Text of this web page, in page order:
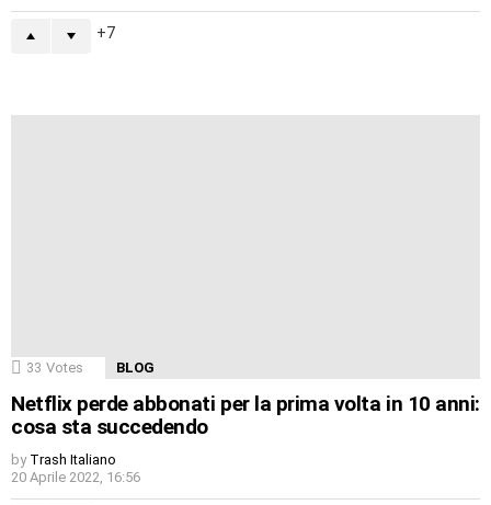
7
33 Votes BLOG
Netflix perde abbonati per la prima volta in 10 anni:
cosa sta succedendo
by Trash Italiano
20 Aprile 2022, 16:56